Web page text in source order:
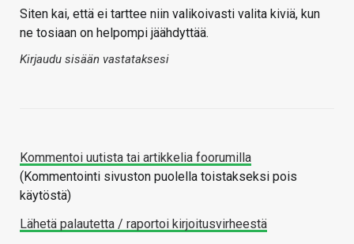
Siten kai, että ei tarttee niin valikoivasti valita kiviä, kun
ne tosiaan on helpompi jäähdyttää.
Kirjaudu sisään vastataksesi
Kommentoi uutista tai artikkelia foorumilla
(Kommentointi sivuston puolella toistakseksi pois
käytöstä)
Lähetä palautetta / raportoi kirjoitusvirheestä